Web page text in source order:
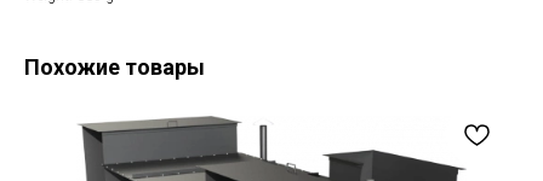
Похожие товары